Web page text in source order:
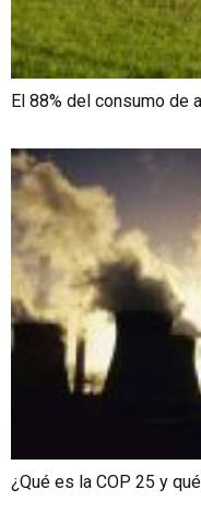
El 88% del consumo de
¿Qué es la COP 25 y